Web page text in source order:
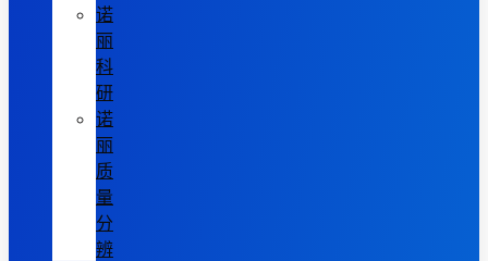
诺
丽
科
研
诺
丽
质
量
分
辨